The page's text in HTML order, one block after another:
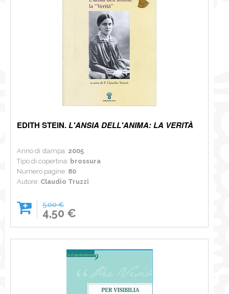
EDITH STEIN.L'ANSIA DELL'ANIMA: LA VERITÀ
Anno di stampa: 2005
Tipo di copertina: brossura
Numero pagine: 80
Autore: Claudio Truzzi
5,00 €
4,50 €